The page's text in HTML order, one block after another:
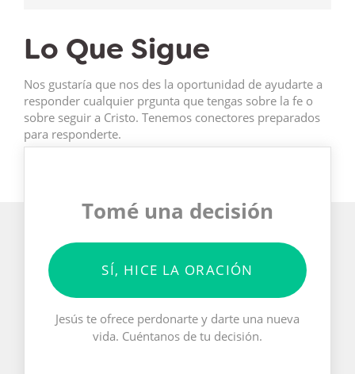
Lo Que Sigue
Nos gustaría que nos des la oportunidad de ayudarte a
responder cualquier prgunta que tengas sobre la fe o
sobre seguir a Cristo. Tenemos conectores preparados
para responderte.
Tomé una decisión
SÍ, HICE LA ORACIÓN
Jesús te ofrece perdonarte y darte una nueva
vida. Cuéntanos de tu decisión.